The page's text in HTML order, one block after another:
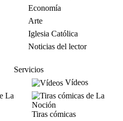
Economía
Arte
Iglesia Católica
Noticias del lector
Servicios
Vídeos
Tiras cómicas